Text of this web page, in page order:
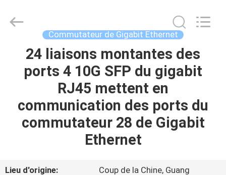
MAISON
PRODUITS
VIDÉOS
SUJET
Technology
Commutateur de Gigabit Ethernet
24 liaisons montantes des
ports 4 10G SFP du gigabit
RJ45 mettent en
communication des ports du
commutateur 28 de Gigabit
Ethernet
Lieu d'origine:
Coup de la Chine, Guang